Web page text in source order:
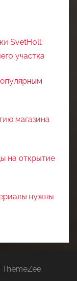
SvetHoll:
участка
магазина
на открытие
нужны